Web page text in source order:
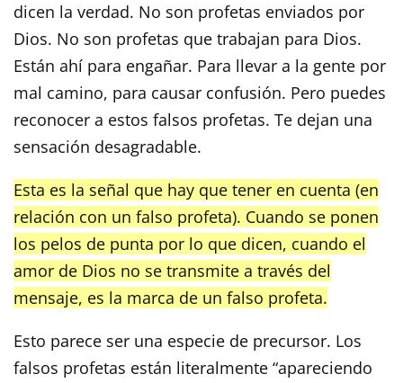
dicen la verdad. No son profetas enviados por
Dios. No son profetas que trabajan para Dios.
Están ahí para engañar. Para llevar a la gente por
mal camino, para causar confusión. Pero puedes
reconocer a estos falsos profetas. Te dejan una
sensación desagradable.
Esta es la señal que hay que tener en cuenta (en
relación con un falso profeta). Cuando se ponen
los pelos de punta por lo que dicen, cuando el
amor de Dios no se transmite a través del
mensaje, es la marca de un falso profeta.
Esto parece ser una especie de precursor. Los
falsos profetas están literalmente “apareciendo